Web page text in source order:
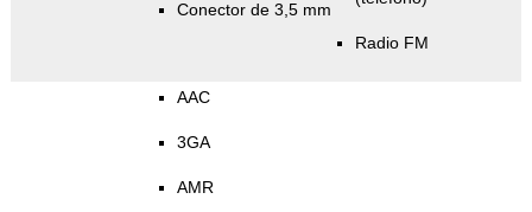
Conector de 3,5 mm
Radio FM
AAC
3GA
AMR